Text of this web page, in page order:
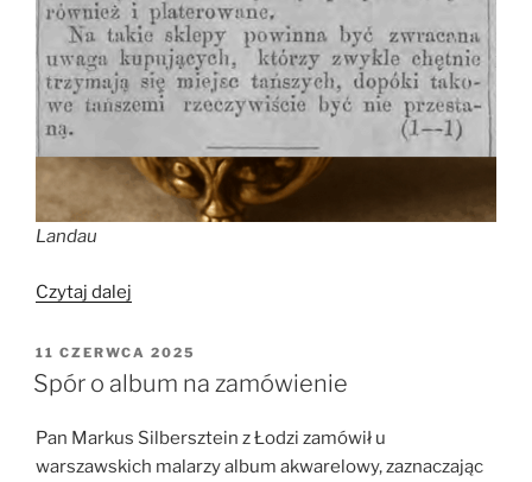
Landau
Czytaj dalej
w
mieście”
OPUBLIKOWANE
W
11 CZERWCA 2025
Spór o album na zamówienie
Pan Markus Silbersztein z Łodzi zamówił u
warszawskich malarzy album akwarelowy, zaznaczając